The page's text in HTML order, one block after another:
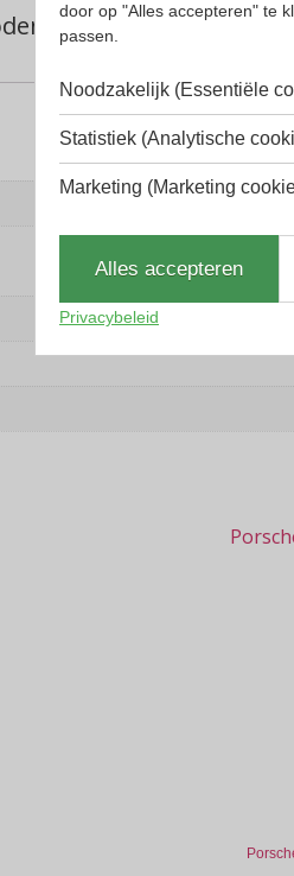
welke al 140
door op "Alles accepteren" te
passen.
Noodzakelijk (Essentiële
Statistiek (Analytische
Marketing (Marketing
Alles accepteren
Privacybeleid